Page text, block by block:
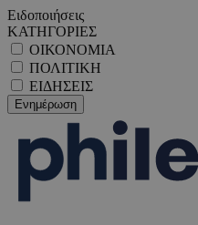
Ειδοποιήσεις
ΚΑΤΗΓΟΡΙΕΣ
ΟΙΚΟΝΟΜΙΑ
ΠΟΛΙΤΙΚΗ
ΕΙΔΗΣΕΙΣ